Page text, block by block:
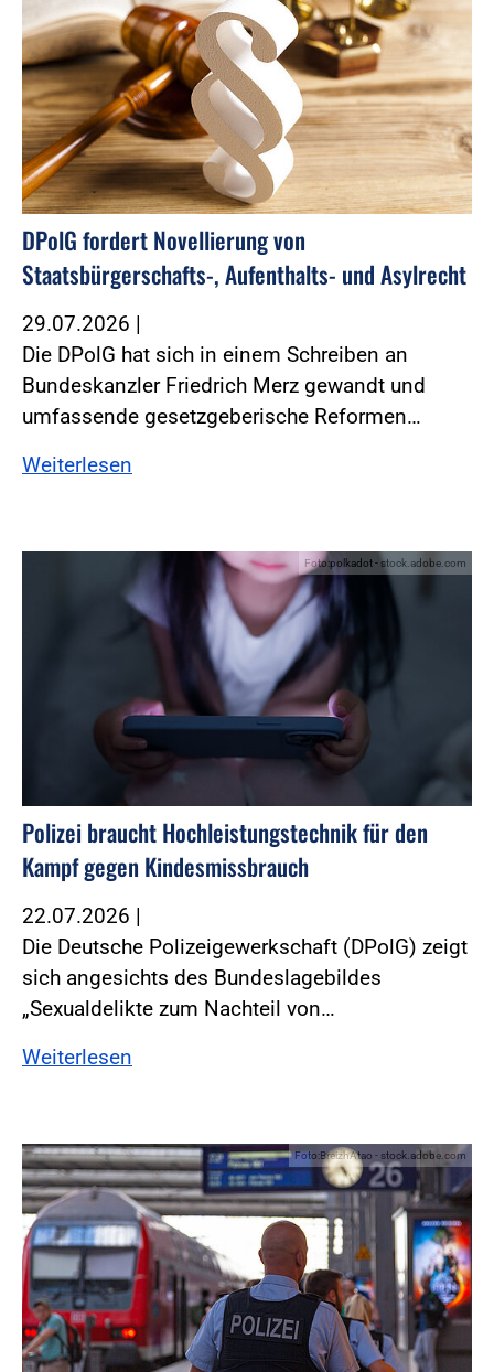
DPolG fordert Novellierung von
Staatsbürgerschafts-, Aufenthalts- und Asylrecht
29.07.2026 |
Die DPolG hat sich in einem Schreiben an
Bundeskanzler Friedrich Merz gewandt und
umfassende gesetzgeberische Reformen…
Weiterlesen
Foto:polkadot - stock.adobe.com
Polizei braucht Hochleistungstechnik für den
Kampf gegen Kindesmissbrauch
22.07.2026 |
Die Deutsche Polizeigewerkschaft (DPolG) zeigt
sich angesichts des Bundeslagebildes
„Sexualdelikte zum Nachteil von…
Weiterlesen
Foto:BreizhAtao - stock.adobe.com